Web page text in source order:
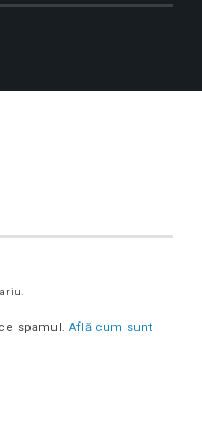
spamul.Află cum sunt